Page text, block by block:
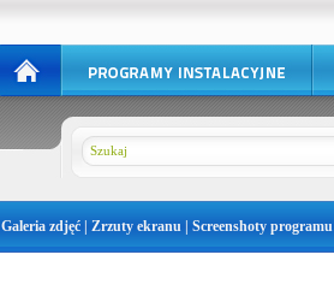
Galeria zdjęć | Zrzuty ekranu | Screenshoty programu